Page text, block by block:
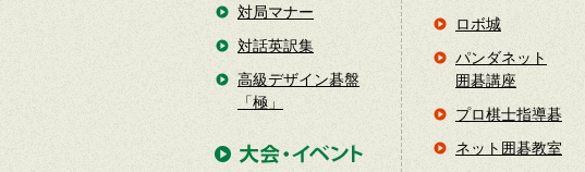
対局マナー
対話英訳集
高級デザイン碁盤
「極」
ロボ城
パンダネット
囲碁講座
プロ棋士指導碁
ネット囲碁教室